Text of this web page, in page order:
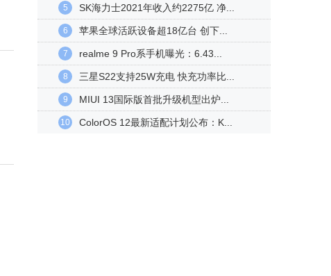
5 SK海力士2021年收入约2275亿 净...
6 苹果全球活跃设备超18亿台 创下...
7 realme 9 Pro系手机曝光：6.43...
8 三星S22支持25W充电 快充功率比...
9 MIUI 13国际版首批升级机型出炉...
10 ColorOS 12最新适配计划公布：K...